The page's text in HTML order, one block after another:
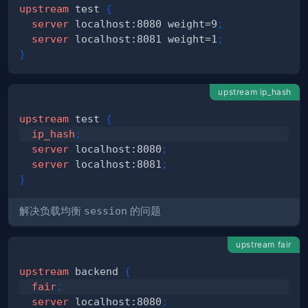
upstream test
{
server localhost:8080 weight=9 ;
server localhost:8081 weight=1 ;
}
upstream ip_hash
upstream test
{
ip_hash ;
server localhost:8080 ;
server localhost:8081 ;
}
解决负载均衡 session 的问题
upstream fair
upstream backend
{
fair;
server localhost:8080 ;